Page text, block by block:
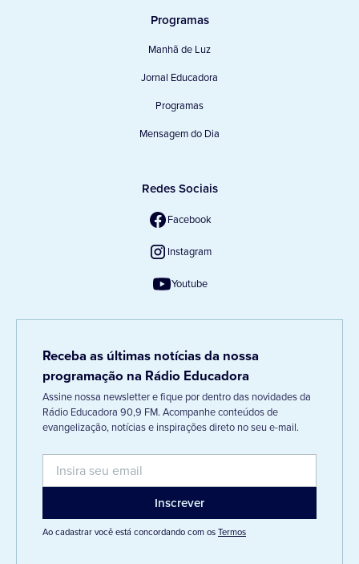
Programas
Manhã de Luz
Jornal Educadora
Programas
Mensagem do Dia
Redes Sociais
Facebook
Instagram
Youtube
Receba as últimas notícias da nossa
programação na Rádio Educadora
Assine nossa newsletter e fique por dentro das novidades da
Rádio Educadora 90,9 FM. Acompanhe conteúdos de
evangelização, notícias e inspirações direto no seu e-mail.
Ao cadastrar você está concordando com osTermos